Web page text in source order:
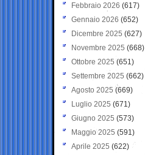
Febbraio 2026 (617)
Gennaio 2026 (652)
Dicembre 2025 (627)
Novembre 2025 (668)
Ottobre 2025 (651)
Settembre 2025 (662)
Agosto 2025 (669)
Luglio 2025 (671)
Giugno 2025 (573)
Maggio 2025 (591)
Aprile 2025 (622)